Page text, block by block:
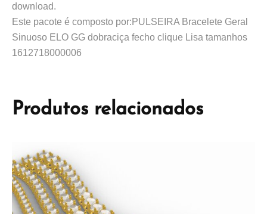
download.
Este pacote é composto por:PULSEIRA Bracelete Geral
Sinuoso ELO GG dobraciça fecho clique Lisa tamanhos
1612718000006
Produtos relacionados